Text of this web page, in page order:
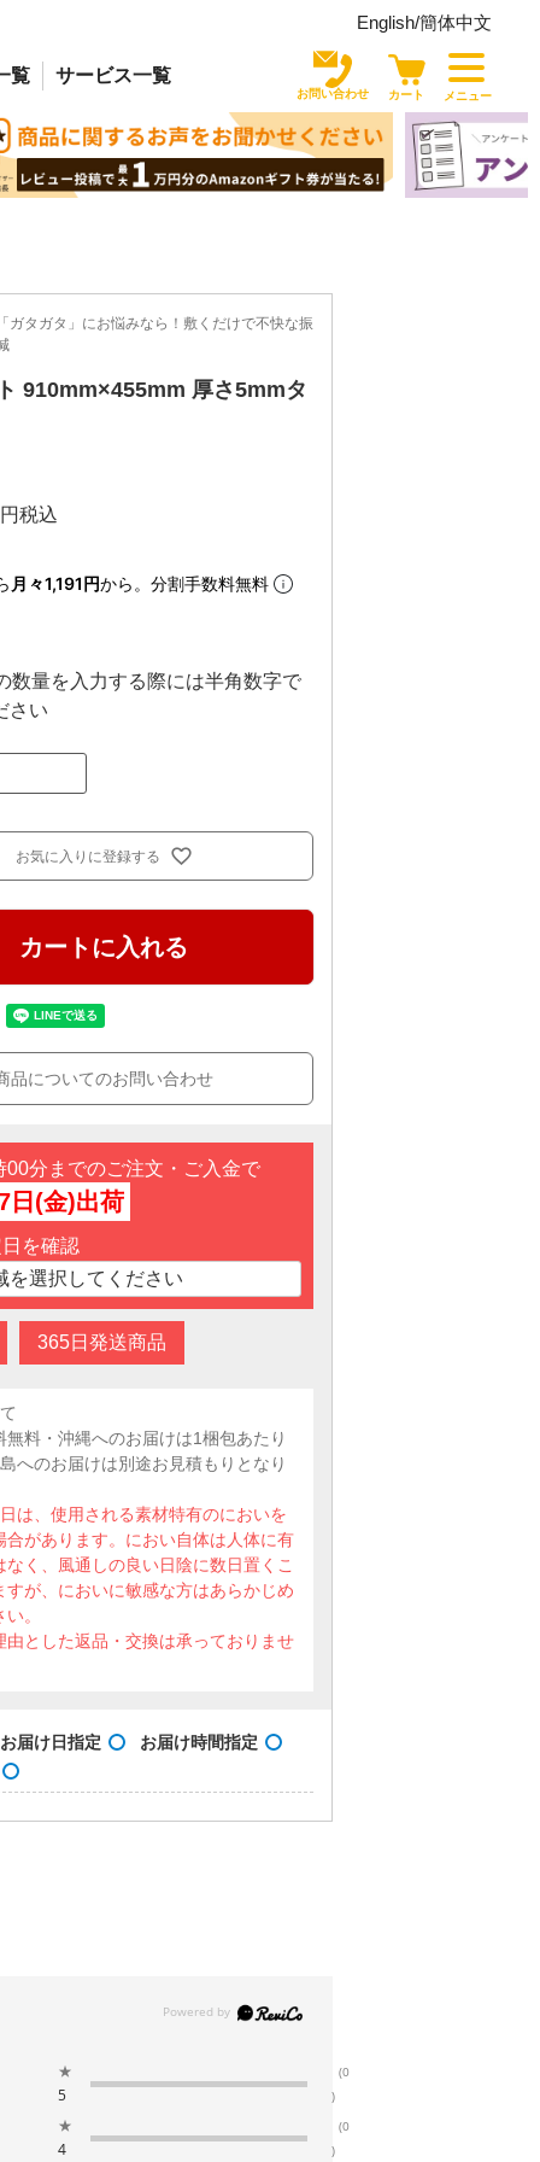
English/簡体中文
覧 サービス一覧
お問い合わせ カート メニュー
ガタガタ」にお悩みなら！敷くだけで不快な振
910mm×455mm 厚さ5mmタ
税込
月々1,191円から。分割手数料無料
数量を入力する際には半角数字で
さい
お気に入りに登録する
カートに入れる
品についてのお問い合わせ
00分までのご注文・ご入金で
日(金)出荷
を確認
365日発送商品
無料・沖縄へのお届けは1梱包あたり
へのお届けは別途お見積もりとなり
は、使用される素材特有のにおいを
合があります。におい自体は人体に有
なく、風通しの良い日陰に数日置くこ
すが、においに敏感な方はあらかじめ
。
とした返品・交換は承っておりませ
お届け日指定
お届け時間指定
★
5
(0
)
★
4
(0
)